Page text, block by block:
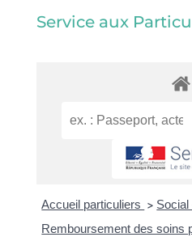
Service aux
Accueil particuliers > Social
Remboursement des soins